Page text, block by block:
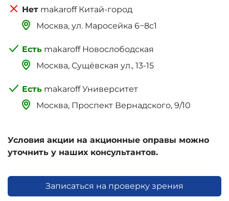
makaroff Китай-город
Москва, ‌‌‌‌ул. Маросейка 6−8с1
makaroff Новослободская
Москва, Сущёвская ул., 13-15
makaroff Университет
Москва, Проспект Вернадского, 9/10
Условия акции на акционные оправы можно
уточнить у наших консультантов.
Записаться на проверку зрения